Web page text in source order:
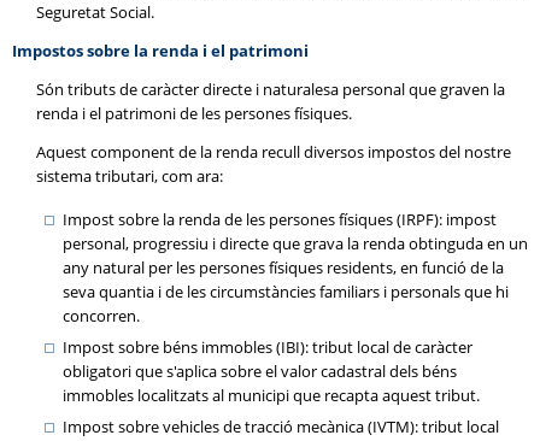
Seguretat Social.
Impostos sobre la renda i el patrimoni
Són tributs de caràcter directe i naturalesa personal que graven la
renda i el patrimoni de les persones físiques.
Aquest component de la renda recull diversos impostos del nostre
sistema tributari, com ara:
Impost sobre la renda de les persones físiques (IRPF): impost
personal, progressiu i directe que grava la renda obtinguda en un
any natural per les persones físiques residents, en funció de la
seva quantia i de les circumstàncies familiars i personals que hi
concorren.
Impost sobre béns immobles (IBI): tribut local de caràcter
obligatori que s'aplica sobre el valor cadastral dels béns
immobles localitzats al municipi que recapta aquest tribut.
Impost sobre vehicles de tracció mecànica (IVTM): tribut local